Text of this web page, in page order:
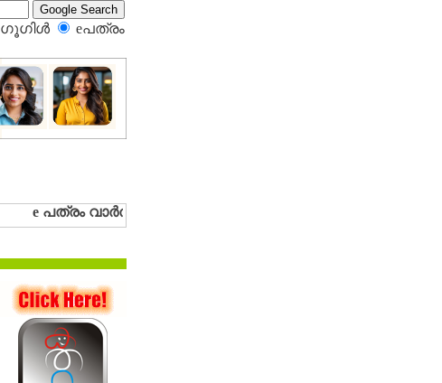
ഗൂഗിള്‍ eപത്രം‍